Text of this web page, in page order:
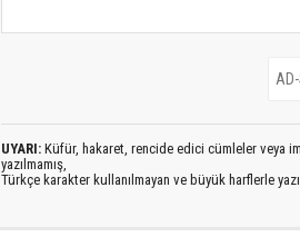
UYARI: Küfür, hakaret, rencide edici cümleler veya
yazılmamış,
Türkçe karakter kullanılmayan ve büyük harflerle